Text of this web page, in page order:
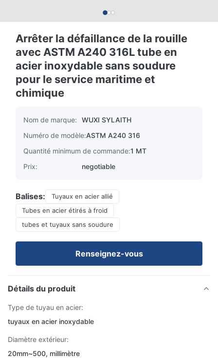
Arrêter la défaillance de la rouille
avec ASTM A240 316L tube en
acier inoxydable sans soudure
pour le service maritime et
chimique
Nom de marque:
WUXI SYLAITH
Numéro de modèle:ASTM A240 316
Quantité minimum de commande:1 MT
Prix:
negotiable
Balises:
Tuyaux en acier allié
Tubes en acier étirés à froid
tubes et tuyaux sans soudure
Renseignez-vous
Détails du produit
Type de tuyau en acier:
tuyaux en acier inoxydable
Diamètre extérieur:
20mm~500, millimètre